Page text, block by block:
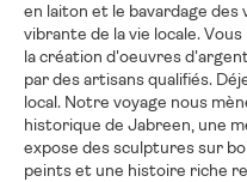
en laiton et le bavardage
vibrante de la vie locale.
la création d'oeuvres
par des artisans qualifiés.
local. Notre voyage nous
historique de Jabreen, une
expose des sculptures sur
peints et une histoire riche